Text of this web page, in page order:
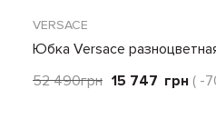
VERSACE
Юбка Versace
52 490грн 15 747 грн ( -